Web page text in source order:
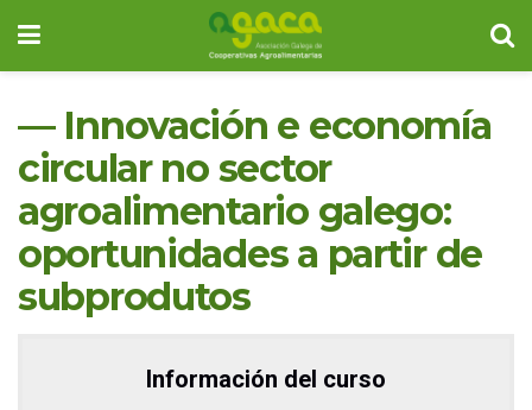
— Innovación e economía
circular no sector
agroalimentario galego:
oportunidades a partir de
subprodutos
Información del curso